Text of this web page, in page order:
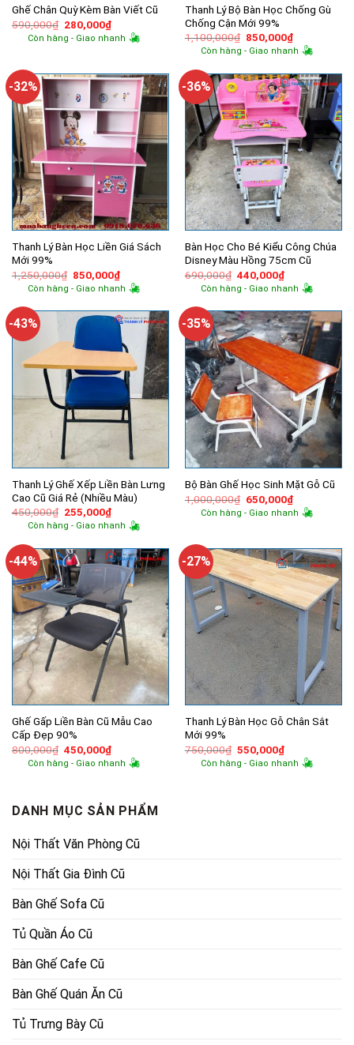
Ghế Chân Quỳ Kèm Bàn Viết Cũ
590,000₫ Giá
gốc
là:
280,000₫Giá
hiện
tại
Còn hàng - Giao nhanh
Thanh Lý Bộ Bàn Học Chống Gù
Chống Cận Mới 99%
1,100,000₫ Giá
gốc
là:
850,000₫Giá
hiện
tại
850,000₫.
Còn hàng - Giao nhanh
-32%
Thanh Lý Bàn Học Liền Giá Sách
Mới 99%
1,250,000₫ Giá
gốc
là:
850,000₫Giá
hiện
tại
850,000₫.
Còn hàng - Giao nhanh
-36%
Bàn Học Cho Bé Kiểu Công Chúa
Disney Màu Hồng 75cm Cũ
690,000₫ Giá
gốc
là:
440,000₫Giá
hiện
tại
440,000₫.
Còn hàng - Giao nhanh
-43%
Thanh Lý Ghế Xếp Liền Bàn Lưng
Cao Cũ Giá Rẻ (Nhiều Màu)
450,000₫ Giá
gốc
là:
255,000₫Giá
hiện
tại
255,000₫.
Còn hàng - Giao nhanh
-35%
Bộ Bàn Ghế Học Sinh Mặt Gỗ Cũ
1,000,000₫ Giá
gốc
là:
650,000₫Giá
hiện
tại
Còn hàng - Giao nhanh
-44%
Ghế Gấp Liền Bàn Cũ Mẫu Cao
Cấp Đẹp 90%
800,000₫ Giá
gốc
là:
450,000₫Giá
hiện
tại
Còn hàng - Giao nhanh
-27%
Thanh Lý Bàn Học Gỗ Chân Sắt
Mới 99%
750,000₫ Giá
gốc
là:
550,000₫Giá
hiện
tại
Còn hàng - Giao nhanh
DANH MỤC SẢN PHẨM
Nội Thất Văn Phòng Cũ
Nội Thất Gia Đình Cũ
Bàn Ghế Sofa Cũ
Tủ Quần Áo Cũ
Bàn Ghế Cafe Cũ
Bàn Ghế Quán Ăn Cũ
Tủ Trưng Bày Cũ